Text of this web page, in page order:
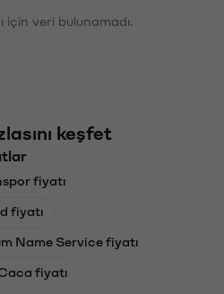
için veri bulunamadı.
keşfet
fiyatı
fiyatı
Name Service fiyatı
fiyatı